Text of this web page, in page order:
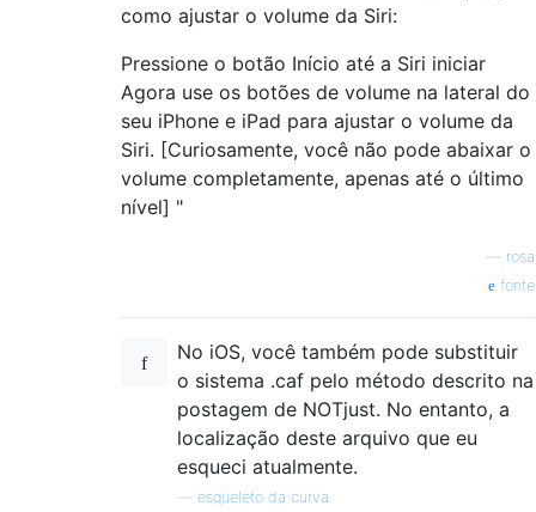
como ajustar o volume da Siri:
Pressione o botão Início até a Siri iniciar
Agora use os botões de volume na lateral do
seu iPhone e iPad para ajustar o volume da
Siri. [Curiosamente, você não pode abaixar o
volume completamente, apenas até o último
nível] "
rosa
fonte
No iOS, você também pode substituir
o sistema .caf pelo método descrito na
postagem de NOTjust. No entanto, a
localização deste arquivo que eu
esqueci atualmente.
esqueleto da curva